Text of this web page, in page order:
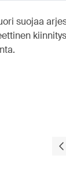
suojaa